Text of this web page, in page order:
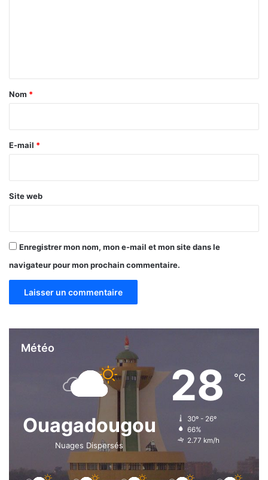
a
e
Nom *
E-mail *
Site web
Enregistrer mon nom, mon e-mail et mon site dans le
navigateur pour mon prochain commentaire.
Météo
Ouagadougou
Nuages Dispersés
28 ℃
30º - 26º
66%
2.77 km/h